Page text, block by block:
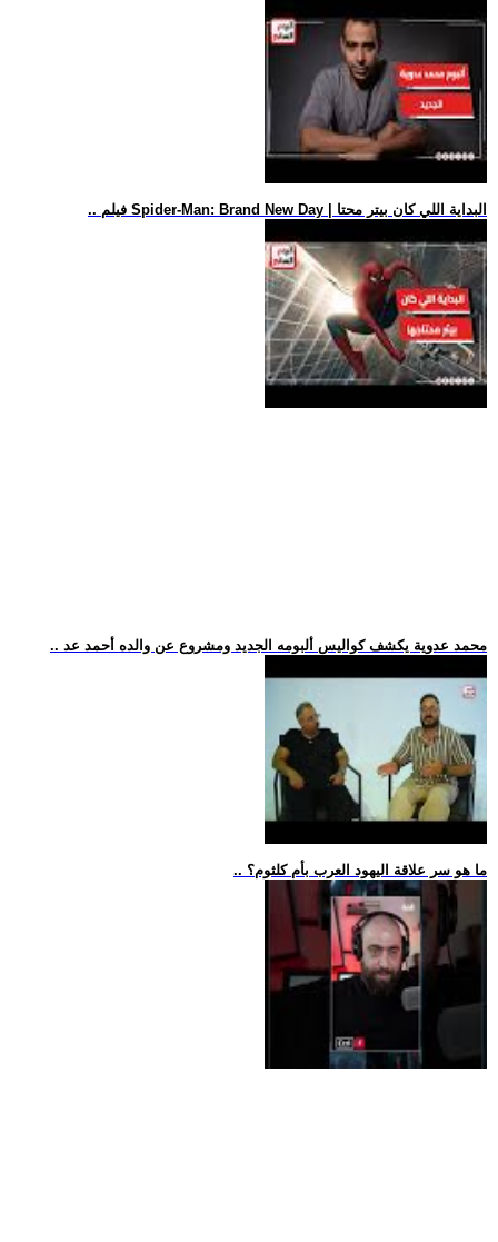
.. فيلم Spider-Man: Brand New Day | البداية اللي كان بيتر محتا
.. محمد عدوية يكشف كواليس ألبومه الجديد ومشروع عن والده أحمد عد
.. ما هو سر علاقة اليهود العرب بأم كلثوم؟